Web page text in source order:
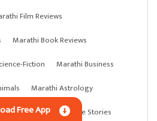
Film Reviews
Marathi Book Reviews
Fiction
Marathi Business
Marathi Astrology
Marathi Crime Stories
Free App